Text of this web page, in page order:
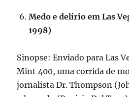
Medo e delírio em Las
1998)
Sinopse: Enviado para Las
Mint 400, uma corrida de
jornalista Dr. Thompson